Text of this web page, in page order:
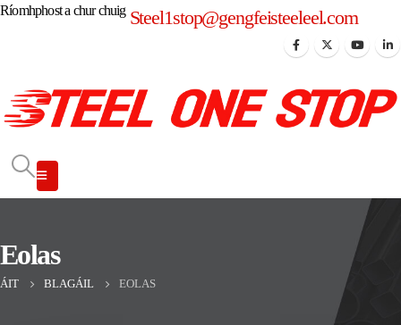
Ríomhphost a chur chuig Steel1stop@gengfeisteeleel.com
Eolas
ÁIT BLAGÁIL EOLAS